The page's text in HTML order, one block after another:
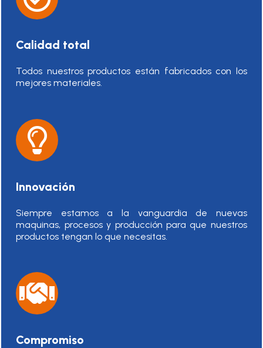
Calidad total
Todos nuestros productos están fabricados con los
mejores materiales.
Innovación
Siempre estamos a la vanguardia de nuevas
maquinas, procesos y producción para que nuestros
productos tengan lo que necesitas.
Compromiso